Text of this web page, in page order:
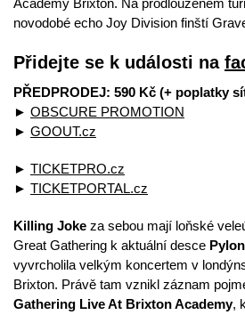
Academy Brixton. Na prodlouženém
novodobé echo Joy Division finští
Přidejte se k události na
PŘEDPRODEJ: 590 Kč (+ poplatky
► OBSCURE PROMOTION
► GOOUT.cz
► TICKETPRO.cz
► TICKETPORTAL.cz
Killing Joke za sebou mají loňské
Great Gathering k aktuální desce Pylon
vyvrcholila velkým koncertem v
Brixton. Právě tam vznikl záznam
Gathering Live At Brixton Academy,